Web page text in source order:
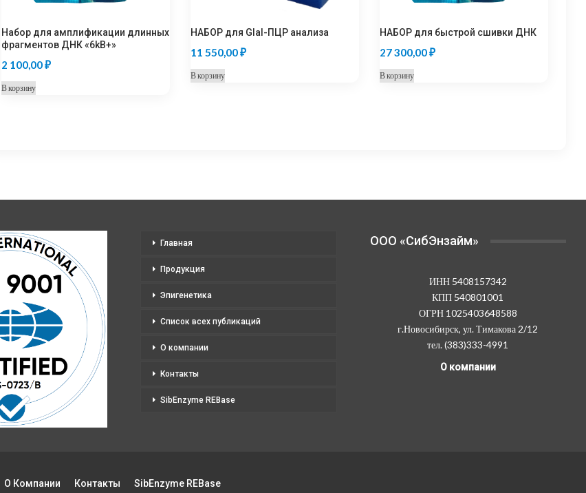
Набор для амплификации длинных
фрагментов ДНК «6kB+»
2 100,00₽
В корзину
НАБОР для GlaI-ПЦР анализа
11 550,00₽
В корзину
НАБОР для быстрой сшивки ДНК
27 300,00₽
В корзину
Главная
Продукция
Эпигенетика
Список всех публикаций
О компании
Контакты
SibEnzyme REBase
OOO «СибЭнзайм»
ИНН 5408157342
КПП 540801001
ОГРН 1025403648588
г.Новосибирск, ул. Тимакова 2/12
тел. (383)333-4991
О компании
О Компании Контакты SibEnzyme REBase